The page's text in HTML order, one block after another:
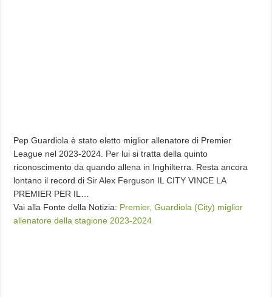
Pep Guardiola è stato eletto miglior allenatore di Premier
League nel 2023-2024. Per lui si tratta della quinto
riconoscimento da quando allena in Inghilterra. Resta ancora
lontano il record di Sir Alex Ferguson IL CITY VINCE LA
PREMIER PER IL…
Vai alla Fonte della Notizia: Premier, Guardiola (City) miglior
allenatore della stagione 2023-2024